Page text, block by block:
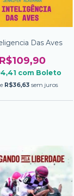
Das Aves
R$109,90
com Boleto
R$36,63 sem juros